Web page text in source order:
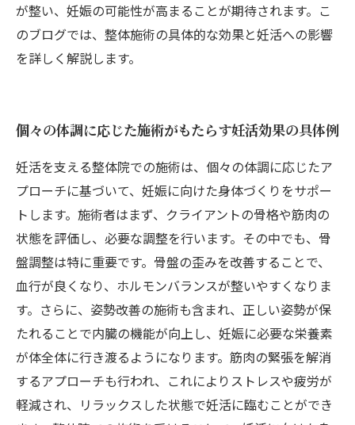
が整い、妊娠の可能性が高まることが期待されます。こ
のブログでは、整体施術の具体的な効果と妊活への影響
を詳しく解説します。
個々の体調に応じた施術がもたらす妊活効果の具体例
妊活を支える整体院での施術は、個々の体調に応じたア
プローチに基づいて、妊娠に向けた身体づくりをサポー
トします。施術者はまず、クライアントの骨格や筋肉の
状態を評価し、必要な調整を行います。その中でも、骨
盤調整は特に重要です。骨盤の歪みを改善することで、
血行が良くなり、ホルモンバランスが整いやすくなりま
す。さらに、姿勢改善の施術も含まれ、正しい姿勢が保
たれることで内臓の機能が向上し、妊娠に必要な栄養素
が体全体に行き渡るようになります。筋肉の緊張を解消
するアプローチも行われ、これによりストレスや疲労が
軽減され、リラックスした状態で妊活に臨むことができ